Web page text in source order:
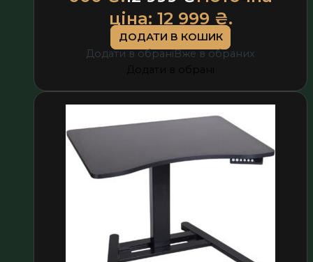
ціна: 12 999 ₴.
ДОДАТИ В КОШИК
Додати в обраніВже в обраних